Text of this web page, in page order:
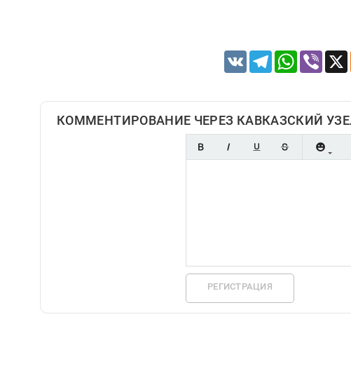
VK TelegramWhatsApp
Viber X
КОММЕНТИРОВАНИЕ ЧЕРЕЗ КАВКАЗСКИЙ
РЕГИСТРАЦИЯ